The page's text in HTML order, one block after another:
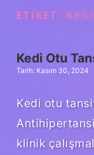
ETIKET:
Kedi Otu
Tarih: Kasım 30, 2024
Kedi otu
klinik